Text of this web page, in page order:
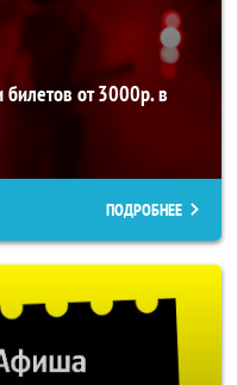
от 3000р. в
ПОДРОБНЕЕ